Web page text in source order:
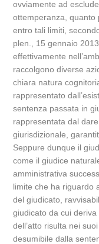
ovviamente ad
ottemperanza, quanto
entro tali limiti,
plen., 15 gennaio
effettivamente
raccolgono diverse
chiara natura
rappresentato
sentenza passata in
rappresentata dal
giurisdizionale,
Seppure dunque il
come il giudice
amministrativa
limite che ha riguardo
del giudicato,
giudicato da cui
dell’atto risulta nei
desumibile dalla